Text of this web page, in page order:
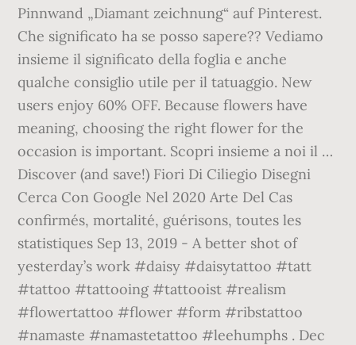
Pinnwand „Diamant zeichnung“ auf Pinterest.
Che significato ha se posso sapere?? Vediamo
insieme il significato della foglia e anche
qualche consiglio utile per il tatuaggio. New
users enjoy 60% OFF. Because flowers have
meaning, choosing the right flower for the
occasion is important. Scopri insieme a noi il …
Discover (and save!) Fiori Di Ciliegio Disegni
Cerca Con Google Nel 2020 Arte Del Cas
confirmés, mortalité, guérisons, toutes les
statistiques Sep 13, 2019 - A better shot of
yesterday’s work #daisy #daisytattoo #tatt
#tattoo #tattooing #tattooist #realism
#flowertattoo #flower #form #ribstattoo
#namaste #namastetattoo #leehumphs . Dec